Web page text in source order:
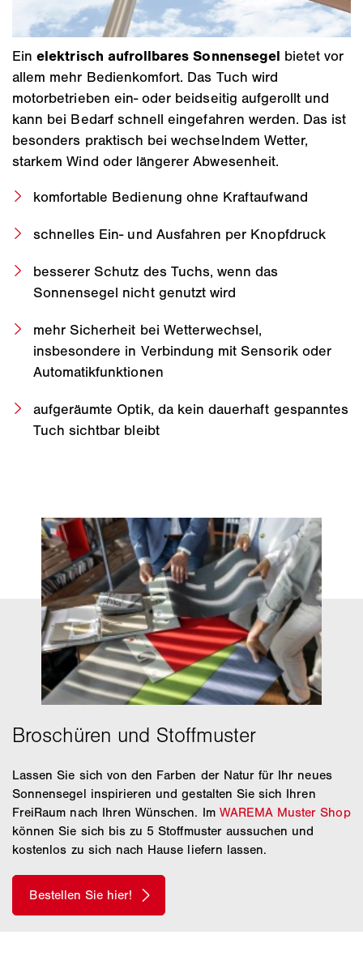
Einelektrisch aufrollbares Sonnensegel bietet vor
allem mehr Bedienkomfort. Das Tuch wird
motorbetrieben ein- oder beidseitig aufgerollt und
kann bei Bedarf schnell eingefahren werden. Das ist
besonders praktisch bei wechselndem Wetter,
starkem Wind oder längerer Abwesenheit.
komfortable Bedienung ohne Kraftaufwand
schnelles Ein- und Ausfahren per Knopfdruck
besserer Schutz des Tuchs, wenn das
Sonnensegel nicht genutzt wird
mehr Sicherheit bei Wetterwechsel,
insbesondere in Verbindung mit Sensorik oder
Automatikfunktionen
aufgeräumte Optik, da kein dauerhaft gespanntes
Tuch sichtbar bleibt
Lassen Sie sich von den Farben der Natur für Ihr neues
Sonnensegel inspirieren und gestalten Sie sich Ihren
FreiRaum nach Ihren Wünschen. Im WAREMA Muster Shop
können Sie sich bis zu 5 Stoffmuster aussuchen und
kostenlos zu sich nach Hause liefern lassen.